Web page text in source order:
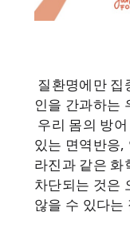
질환명에만 집
인을 간과하는
우리 몸의 방
있는 면역반응
라진과 같은
차단되는 것은
않을 수 있다는